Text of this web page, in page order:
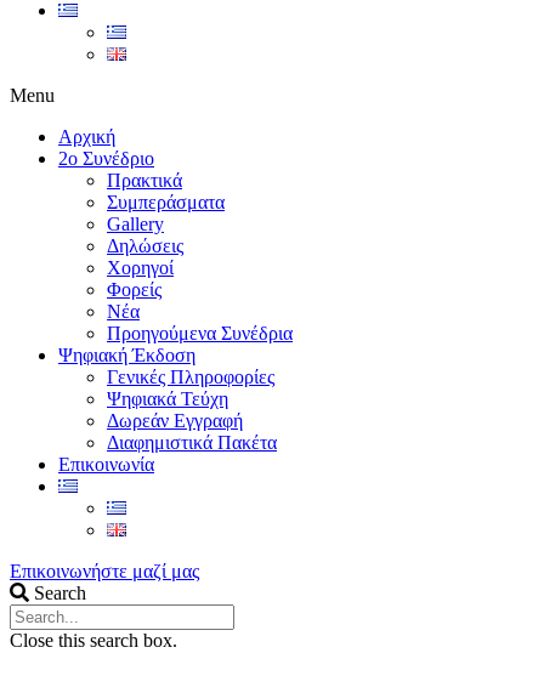
Menu
Αρχική
2ο Συνέδριο
Πρακτικά
Συμπεράσματα
Gallery
Δηλώσεις
Χορηγοί
Φορείς
Νέα
Προηγούμενα Συνέδρια
Ψηφιακή Έκδοση
Γενικές Πληροφορίες
Ψηφιακά Τεύχη
Δωρεάν Εγγραφή
Διαφημιστικά Πακέτα
Επικοινωνία
Επικοινωνήστε μαζί μας
Search
Close this search box.